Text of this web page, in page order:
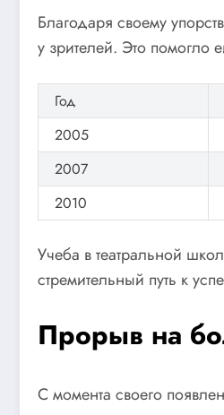
Благодаря своему
у зрителей. Это помогло
Год
2005
2007
2010
Учеба в театральной
стремительный путь к
Прорыв на
С момента своего